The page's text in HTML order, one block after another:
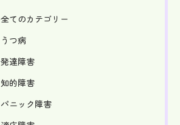
全てのカテゴリー
うつ病
発達障害
知的障害
パニック障害